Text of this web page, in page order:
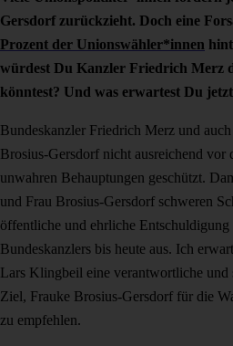
Gersdorf zurückzieht. Doch eine
Prozent der Unionswähler*innen
würdest Du Kanzler Friedrich Merz
könntest? Und was erwartest Du
Bundeskanzler Friedrich Merz und
Brosius-Gersdorf nicht ausreichend vor
unwahren Behauptungen geschützt.
und Frau Brosius-Gersdorf schweren
öffentliche und ehrliche Entschuldigung
Bundeskanzlers bis heute aus. Ich
Lars Klingbeil eine verantwortliche und
Ziel, Frauke Brosius-Gersdorf für die
zu empfehlen.